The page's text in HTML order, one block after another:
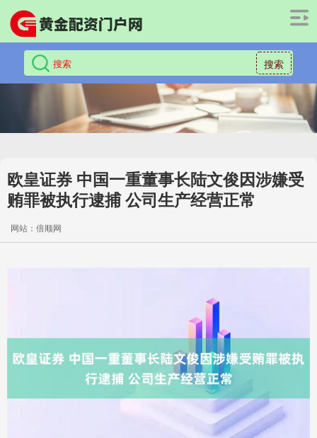
搜索
欧皇证券 中国一重董事长陆文俊因涉嫌受
贿罪被执行逮捕 公司生产经营正常
网站：倍顺网